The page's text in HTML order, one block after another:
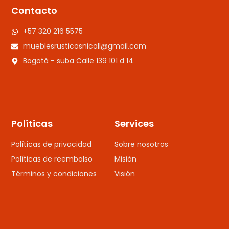
Services
Sobre nosotros
Misión
Visión
Políticas
Políticas de privacidad
Políticas de reembolso
Términos y condiciones
Contacto
+57 320 216 5575
mueblesrusticosnicoll@gmail.com
Bogotá - suba Calle 139 101 d 14